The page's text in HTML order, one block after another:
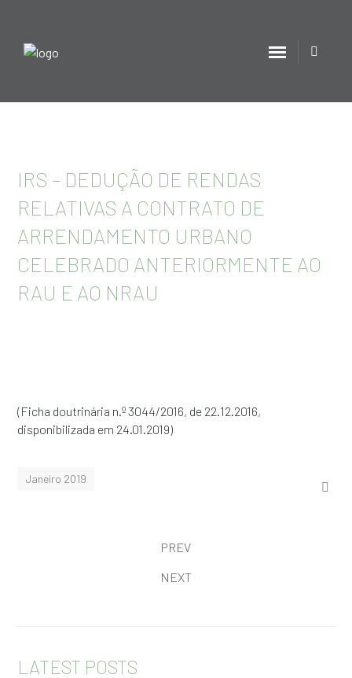
IRS – DEDUÇÃO DE RENDAS
RELATIVAS A CONTRATO DE
ARRENDAMENTO URBANO
CELEBRADO ANTERIORMENTE AO
RAU E AO NRAU
(Ficha doutrinária n.º 3044/2016, de 22.12.2016,
disponibilizada em 24.01.2019)
Janeiro 2019
PREV
NEXT
LATEST POSTS